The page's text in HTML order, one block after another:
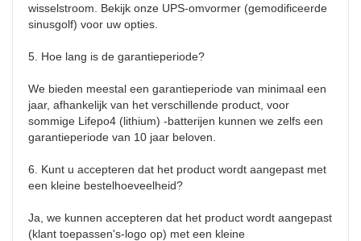
wisselstroom. Bekijk onze UPS-omvormer (gemodificeerde
sinusgolf) voor uw opties.
5. Hoe lang is de garantieperiode?
We bieden meestal een garantieperiode van minimaal een
jaar, afhankelijk van het verschillende product, voor
sommige Lifepo4 (lithium) -batterijen kunnen we zelfs een
garantieperiode van 10 jaar beloven.
6. Kunt u accepteren dat het product wordt aangepast met
een kleine bestelhoeveelheid?
Ja, we kunnen accepteren dat het product wordt aangepast
(klant toepassen's-logo op) met een kleine